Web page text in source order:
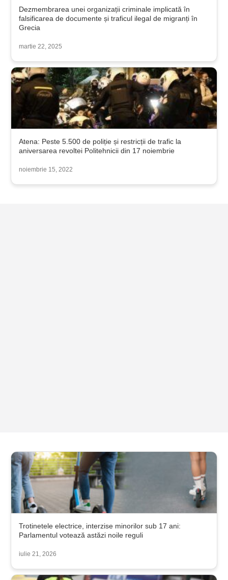
Dezmembrarea unei organizații criminale implicată în
falsificarea de documente și traficul ilegal de migranți în
Grecia
martie 22, 2025
Atena: Peste 5.500 de poliție și restricții de trafic la
aniversarea revoltei Politehnicii din 17 noiembrie
noiembrie 15, 2022
Trotinetele electrice, interzise minorilor sub 17 ani:
Parlamentul votează astăzi noile reguli
iulie 21, 2026